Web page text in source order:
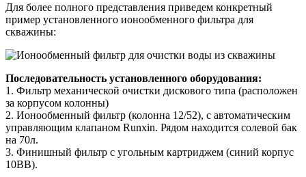
Для более полного представления приведем конкретный
пример установленного ионообменного фильтра для
скважины:
Последовательность установленного оборудования:
1. Фильтр механической очистки дискового типа (расположен
за корпусом колонны)
2. Ионообменный фильтр (колонна 12/52), с автоматическим
управляющим клапаном Runxin. Рядом находится солевой бак
на 70л.
3. Финишный фильтр с угольным картриджем (синий корпус
10ВВ).